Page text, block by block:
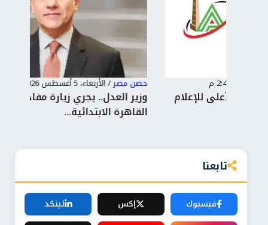
حصن مصر
وزير العدل.. يجري زيارة مفاجئة لمحكمة شمال
القاهرة الابتدائية...
تابعنا
فيسبوك إكس
لينكد